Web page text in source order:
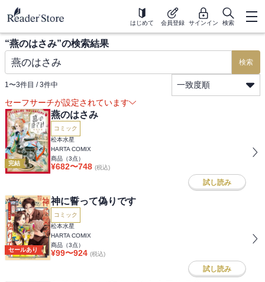
はじめて 会員登録 サインイン 検索
“燕のはさみ”の検索結果
検索
1〜3件目 / 3件中
一致度順
セーフサーチが設定されています
完結
燕のはさみ
コミック
松本水星
HARTA COMIX
商品（3点）
¥682〜748 (税込)
試し読み
セールあり
神に誓って偽りです
コミック
松本水星
HARTA COMIX
商品（3点）
¥99〜924 (税込)
試し読み